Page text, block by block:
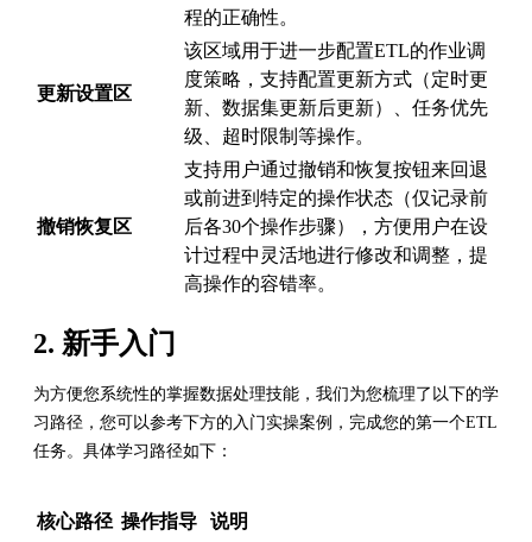
程的正确性。
更新设置区
该区域用于进一步配置ETL的作业调
度策略，支持配置更新方式（定时更
新、数据集更新后更新）、任务优先
级、超时限制等操作。
撤销恢复区
支持用户通过撤销和恢复按钮来回退
或前进到特定的操作状态（仅记录前
后各30个操作步骤），方便用户在设
计过程中灵活地进行修改和调整，提
高操作的容错率。
2. 新手入门
为方便您系统性的掌握数据处理技能，我们为您梳理了以下的学
习路径，您可以参考下方的入门实操案例，完成您的第一个ETL
任务。具体学习路径如下：
核心路径 操作指导 说明